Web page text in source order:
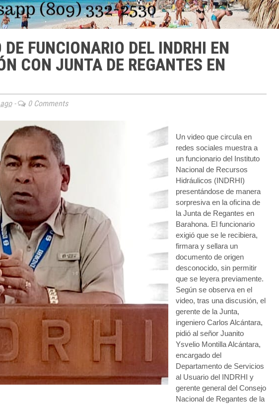
FUNCIONARIO DEL INDRHI EN
CON JUNTA DE REGANTES EN
- 0 Comments
Un video que circula en
redes sociales muestra a
un funcionario del Instituto
Nacional de Recursos
Hidráulicos (INDRHI)
presentándose de manera
sorpresiva en la oficina de
la Junta de Regantes en
Barahona. El funcionario
exigió que se le recibiera,
firmara y sellara un
documento de origen
desconocido, sin permitir
que se leyera previamente.
Según se observa en el
video, tras una discusión, el
gerente de la Junta,
ingeniero Carlos Alcántara,
pidió al señor Juanito
Ysvelio Montilla Alcántara,
encargado del
Departamento de Servicios
al Usuario del INDRHI y
gerente general del Consejo
Nacional de Regantes de la